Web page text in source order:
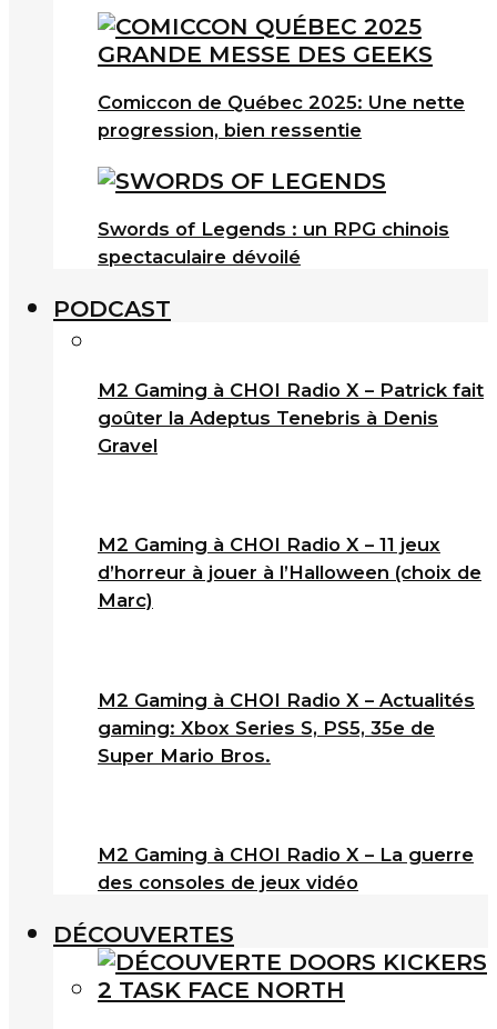
Comiccon de Québec 2025: Une nette
progression, bien ressentie
Swords of Legends : un RPG chinois
spectaculaire dévoilé
PODCAST
M2 Gaming à CHOI Radio X – Patrick fait
goûter la Adeptus Tenebris à Denis
Gravel
M2 Gaming à CHOI Radio X – 11 jeux
d’horreur à jouer à l’Halloween (choix de
Marc)
M2 Gaming à CHOI Radio X – Actualités
gaming: Xbox Series S, PS5, 35e de
Super Mario Bros.
M2 Gaming à CHOI Radio X – La guerre
des consoles de jeux vidéo
DÉCOUVERTES